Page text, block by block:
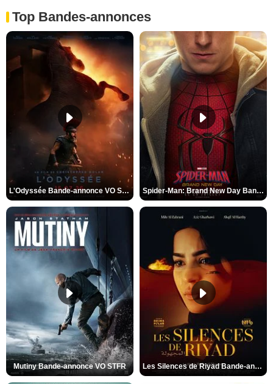
Top Bandes-annonces
L'Odyssée Bande-annonce VO STFR Spider-Man: Brand New Day Bande-annonce VO STFR
Mutiny Bande-annonce VO STFR Les Silences de Riyad Bande-annonce VO STFR